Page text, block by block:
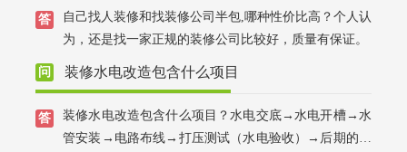
大可放心，兴唐装饰，有自己的江苏施工团队，先装修
后付款，省心放心。
自己找人装修和找装修公司半包,哪种性价比高？个人认
为，还是找一家正规的装修公司比较好，质量有保证。
装修水电改造包含什么项目
装修水电改造包含什么项目？水电交底→水电开槽→水
管安装→电路布线→打压测试（水电验收）→后期的开